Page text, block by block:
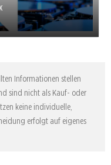
Informationen stellen
sind nicht als Kauf- oder
keine individuelle,
erfolgt auf eigenes